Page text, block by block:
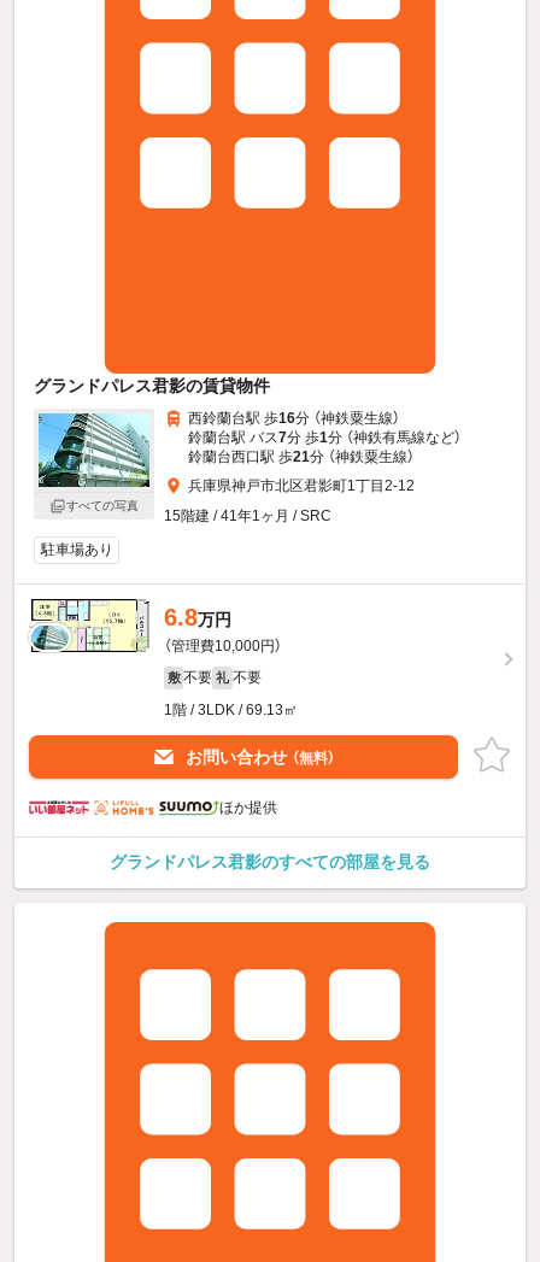
グランドパレス君影の賃貸物件
すべての写真
西鈴蘭台駅 歩16分 （神鉄粟生線）
鈴蘭台駅 バス7分 歩1分 （神鉄有馬線など）
鈴蘭台西口駅 歩21分 （神鉄粟生線）
兵庫県神戸市北区君影町1丁目2-12
15階建 / 41年1ヶ月 / SRC
駐車場あり
6.8万円
（管理費10,000円）
敷 不要 礼 不要
1階 / 3LDK / 69.13㎡
お問い合わせ （無料）
ほか提供
グランドパレス君影のすべての部屋を見る